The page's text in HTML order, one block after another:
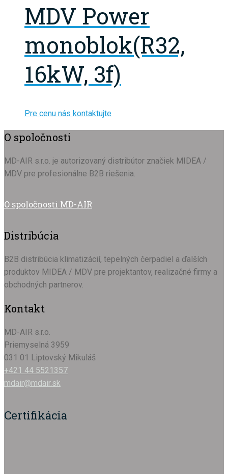
MDV Power
monoblok(R32,
16kW, 3f)
Pre cenu nás kontaktujte
O spoločnosti
MD-AIR s.r.o. je autorizovaný distribútor značiek MIDEA /
MDV pre profesionálne B2B riešenia.
O spoločnosti MD-AIR
Distribúcia
B2B distribúcia klimatizácií, tepelných čerpadiel a ďalších
produktov MIDEA / MDV pre projektantov, realizačné firmy a
obchodných partnerov.
Kontakt
MD-AIR s.r.o.
Priemyselná 3959
031 01 Liptovský Mikuláš
+421 44 5521357
mdair@mdair.sk
Certifikácia